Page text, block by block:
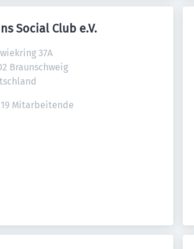
Social Club e.V.
37A
Braunschweig
19 Mitarbeitende